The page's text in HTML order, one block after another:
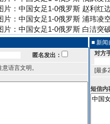
片：中国女足1-0俄罗斯 赵利红
片：中国女足1-0俄罗斯 浦玮凌
片：中国女足1-0俄罗斯 白洁突
匿名发出：
语言文明。
■ 新闻
对方
[最多
短信内